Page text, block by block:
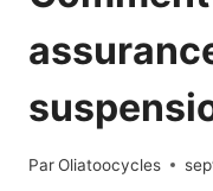
ParOliatoocycles